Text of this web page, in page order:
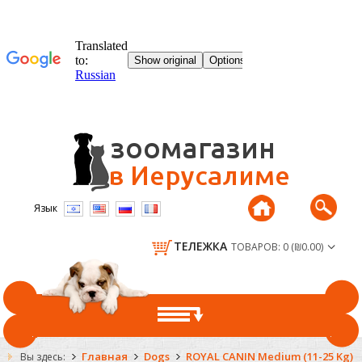
Язык
ТЕЛЕЖКА ТОВАРОВ: 0 (₪0.00)
ГЛАВНАЯ
Вы здесь: Главная Dogs
ROYAL CANIN Medium (11-25 Kg)